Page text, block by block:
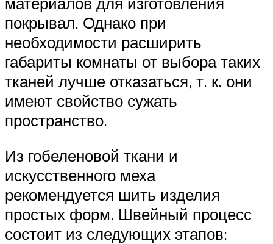
покрывал. Однако при
необходимости расширить
габариты комнаты от выбора таких
тканей лучше отказаться, т. к. они
имеют свойство сужать
пространство.
Из гобеленовой ткани и
искусственного меха
рекомендуется шить изделия
простых форм. Швейный процесс
состоит из следующих этапов: